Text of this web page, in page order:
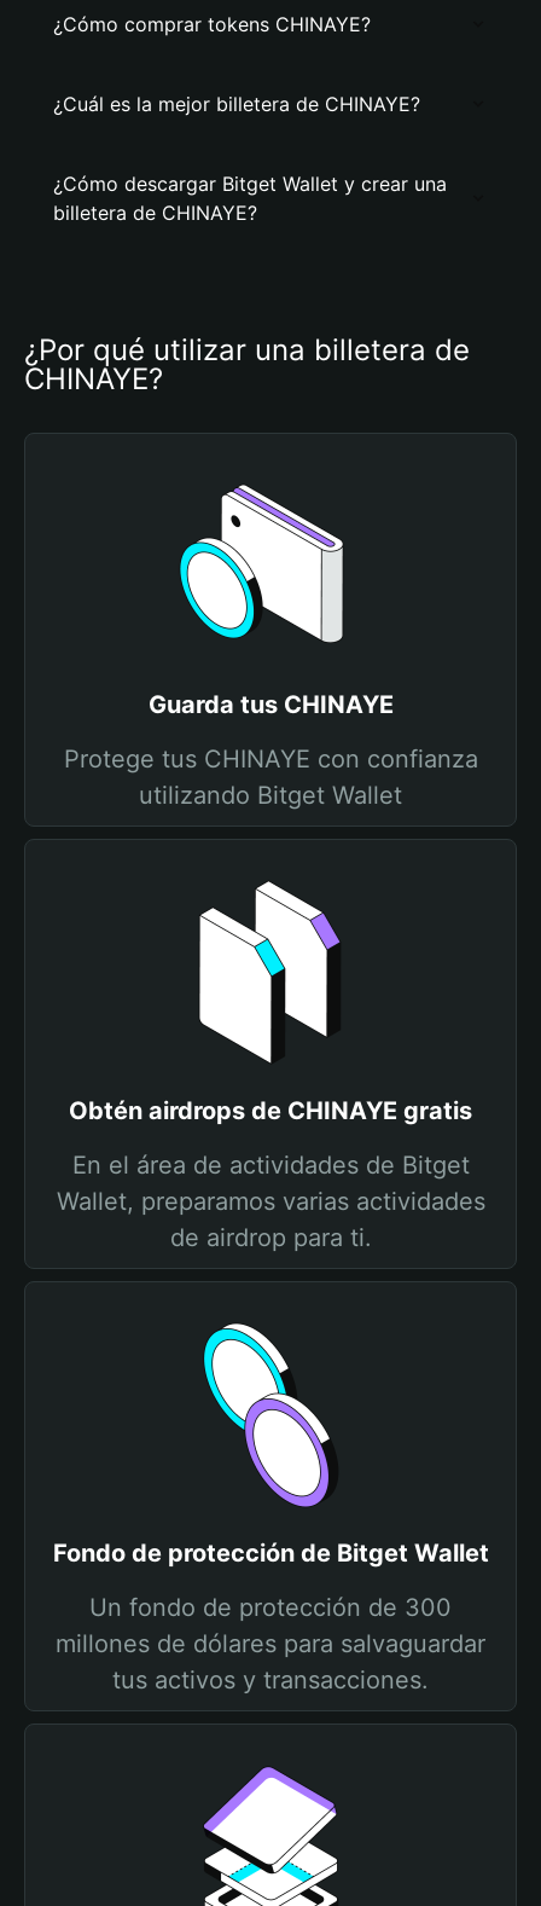
¿Cómo comprar tokens CHINAYE?
¿Cuál es la mejor billetera de CHINAYE?
¿Cómo descargar Bitget Wallet y crear una
billetera de CHINAYE?
¿Por qué utilizar una billetera de
CHINAYE?
Guarda tus CHINAYE
Protege tus CHINAYE con confianza
utilizando Bitget Wallet
Obtén airdrops de CHINAYE gratis
En el área de actividades de Bitget
Wallet, preparamos varias actividades
de airdrop para ti.
Fondo de protección de Bitget Wallet
Un fondo de protección de 300
millones de dólares para salvaguardar
tus activos y transacciones.